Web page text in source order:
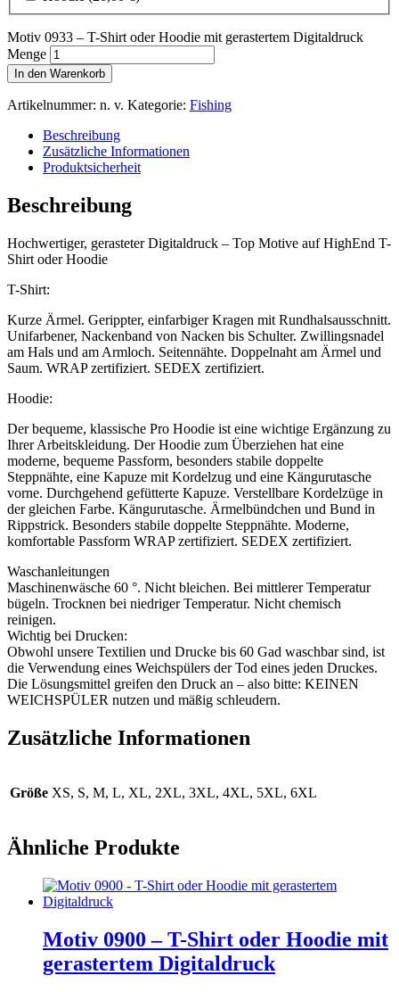
Motiv 0933 – T-Shirt oder Hoodie mit gerastertem Digitaldruck
Menge
In den Warenkorb
Artikelnummer: n. v. Kategorie: Fishing
Beschreibung
Zusätzliche Informationen
Produktsicherheit
Beschreibung
Hochwertiger, gerasteter Digitaldruck – Top Motive auf HighEnd T-
Shirt oder Hoodie
T-Shirt:
Kurze Ärmel. Gerippter, einfarbiger Kragen mit Rundhalsausschnitt.
Unifarbener, Nackenband von Nacken bis Schulter. Zwillingsnadel
am Hals und am Armloch. Seitennähte. Doppelnaht am Ärmel und
Saum. WRAP zertifiziert. SEDEX zertifiziert.
Hoodie:
Der bequeme, klassische Pro Hoodie ist eine wichtige Ergänzung zu
Ihrer Arbeitskleidung. Der Hoodie zum Überziehen hat eine
moderne, bequeme Passform, besonders stabile doppelte
Steppnähte, eine Kapuze mit Kordelzug und eine Kängurutasche
vorne. Durchgehend gefütterte Kapuze. Verstellbare Kordelzüge in
der gleichen Farbe. Kängurutasche. Ärmelbündchen und Bund in
Rippstrick. Besonders stabile doppelte Steppnähte. Moderne,
komfortable Passform WRAP zertifiziert. SEDEX zertifiziert.
Waschanleitungen
Maschinenwäsche 60 °. Nicht bleichen. Bei mittlerer Temperatur
bügeln. Trocknen bei niedriger Temperatur. Nicht chemisch
reinigen.
Wichtig bei Drucken:
Obwohl unsere Textilien und Drucke bis 60 Gad waschbar sind, ist
die Verwendung eines Weichspülers der Tod eines jeden Druckes.
Die Lösungsmittel greifen den Druck an – also bitte: KEINEN
WEICHSPÜLER nutzen und mäßig schleudern.
Zusätzliche Informationen
Größe XS, S, M, L, XL, 2XL, 3XL, 4XL, 5XL, 6XL
Ähnliche Produkte
Motiv 0900 – T-Shirt oder Hoodie mit
gerastertem Digitaldruck